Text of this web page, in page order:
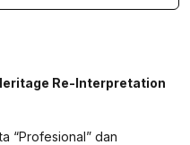
Re-Interpretation
“Profesional” dan